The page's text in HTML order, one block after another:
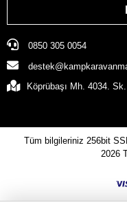
0850 305 0054
Köprübaşı Mh. 4034.
Tüm bilgileriniz 256bit
2026